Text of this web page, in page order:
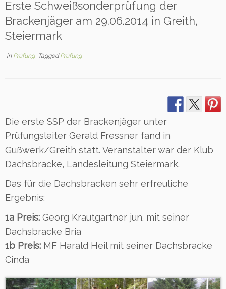
Erste Schweißsonderprüfung der
Brackenjäger am 29.06.2014 in Greith,
Steiermark
in Prüfung TaggedPrüfung
Die erste SSP der Brackenjäger unter
Prüfungsleiter Gerald Fressner fand in
Gußwerk/Greith statt. Veranstalter war der Klub
Dachsbracke, Landesleitung Steiermark.
Das für die Dachsbracken sehr erfreuliche
Ergebnis:
1a Preis: Georg Krautgartner jun. mit seiner
Dachsbracke Bria
1b Preis: MF Harald Heil mit seiner Dachsbracke
Cinda